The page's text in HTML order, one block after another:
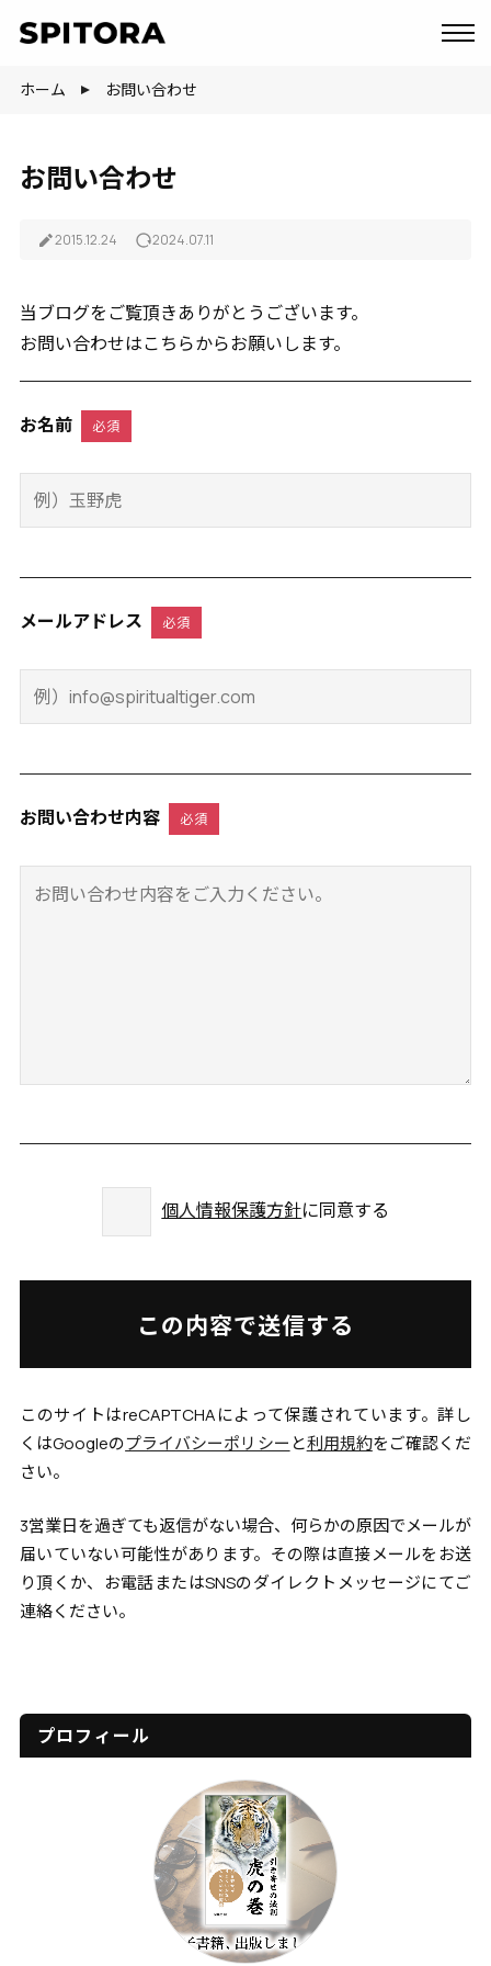
ホーム お問い合わせ
お問い合わせ
2015.12.24 2024.07.11
当ブログをご覧頂きありがとうございます。
お問い合わせはこちらからお願いします。
お名前 必須
メールアドレス 必須
お問い合わせ内容 必須
個人情報保護方針に同意する
このサイトはreCAPTCHAによって保護されています。詳し
くはGoogleのプライバシーポリシー と利用規約をご確認くだ
さい。
3営業日を過ぎても返信がない場合、何らかの原因でメールが
届いていない可能性があります。その際は直接メールをお送
り頂くか、お電話またはSNSのダイレクトメッセージにてご
連絡ください。
プロフィール